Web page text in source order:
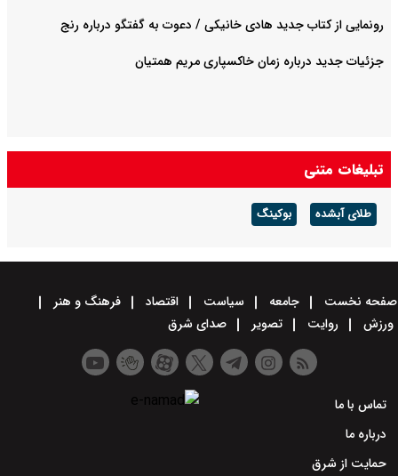
رونمایی از کتاب جدید هادی خانیکی / دعوت به گفتگو درباره رنج
جزئیات جدید درباره زمان خاکسپاری مریم همتیان
تبلیغات متنی
طلای آبشده بوکینگ
صفحه نخست جامعه سیاست اقتصاد
فرهنگ و هنر
ورزش
روایت تصویر صدای شرق
تماس با ما
درباره ما
حمایت از شرق